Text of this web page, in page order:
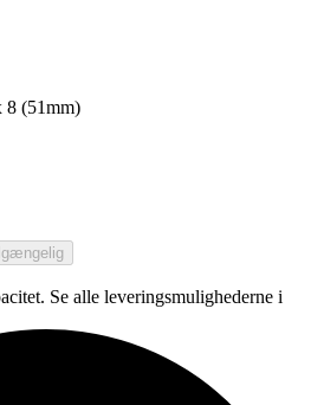
8 (51mm)
Se alle leveringsmulighederne i